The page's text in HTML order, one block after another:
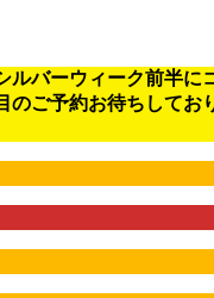
バーウィーク前半
ご予約お待ちして